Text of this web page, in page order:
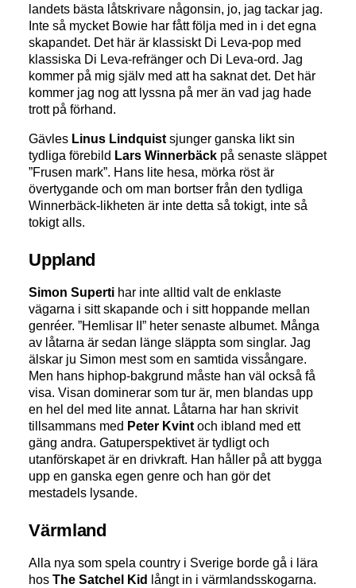
landets bästa låtskrivare någonsin, jo, jag tackar jag.
Inte så mycket Bowie har fått följa med in i det egna
skapandet. Det här är klassiskt Di Leva-pop med
klassiska Di Leva-refränger och Di Leva-ord. Jag
kommer på mig själv med att ha saknat det. Det här
kommer jag nog att lyssna på mer än vad jag hade
trott på förhand.
Gävles Linus Lindquist sjunger ganska likt sin
tydliga förebild Lars Winnerbäck på senaste släppet
”Frusen mark”. Hans lite hesa, mörka röst är
övertygande och om man bortser från den tydliga
Winnerbäck-likheten är inte detta så tokigt, inte så
tokigt alls.
Uppland
Simon Superti har inte alltid valt de enklaste
vägarna i sitt skapande och i sitt hoppande mellan
genréer. ”Hemlisar II” heter senaste albumet. Många
av låtarna är sedan länge släppta som singlar. Jag
älskar ju Simon mest som en samtida vissångare.
Men hans hiphop-bakgrund måste han väl också få
visa. Visan dominerar som tur är, men blandas upp
en hel del med lite annat. Låtarna har han skrivit
tillsammans med Peter Kvint och ibland med ett
gäng andra. Gatuperspektivet är tydligt och
utanförskapet är en drivkraft. Han håller på att bygga
upp en ganska egen genre och han gör det
mestadels lysande.
Värmland
Alla nya som spela country i Sverige borde gå i lära
hosThe Satchel Kid
långt in i värmlandsskogarna.